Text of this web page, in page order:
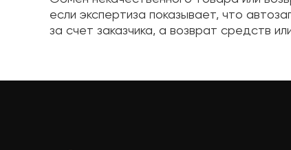
если экспертиза показывает, что
за счет заказчика, а возврат средств